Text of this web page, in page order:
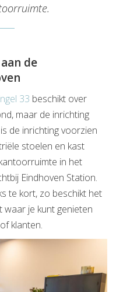
de
33 beschikt over
maar de inrichting
de inrichting voorzien
stoelen en kast
in het
Eindhoven Station.
te kort, zo beschikt het
je kunt genieten
klanten.